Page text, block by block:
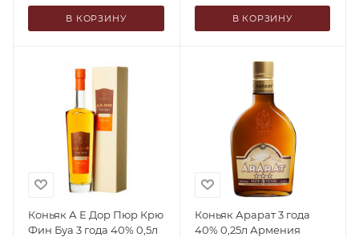
В КОРЗИНУ В КОРЗИНУ
Коньяк А Е Дор Пюр Крю
Фин Буа 3 года 40% 0,5л
Коньяк Арарат 3 года
40% 0,25л Армения